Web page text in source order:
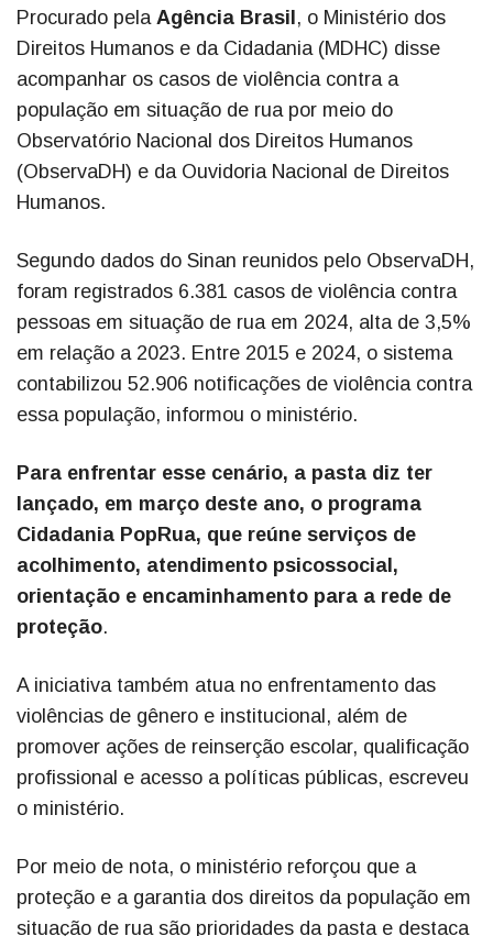
Procurado pela Agência Brasil , o Ministério dos
Direitos Humanos e da Cidadania (MDHC) disse
acompanhar os casos de violência contra a
população em situação de rua por meio do
Observatório Nacional dos Direitos Humanos
(ObservaDH) e da Ouvidoria Nacional de Direitos
Humanos.
Segundo dados do Sinan reunidos pelo ObservaDH,
foram registrados 6.381 casos de violência contra
pessoas em situação de rua em 2024, alta de 3,5%
em relação a 2023. Entre 2015 e 2024, o sistema
contabilizou 52.906 notificações de violência contra
essa população, informou o ministério.
Para enfrentar esse cenário, a pasta diz ter
lançado, em março deste ano, o programa
Cidadania PopRua, que reúne serviços de
acolhimento, atendimento psicossocial,
orientação e encaminhamento para a rede de
proteção.
A iniciativa também atua no enfrentamento das
violências de gênero e institucional, além de
promover ações de reinserção escolar, qualificação
profissional e acesso a políticas públicas, escreveu
o ministério.
Por meio de nota, o ministério reforçou que a
proteção e a garantia dos direitos da população em
situação de rua são prioridades da pasta e destaca